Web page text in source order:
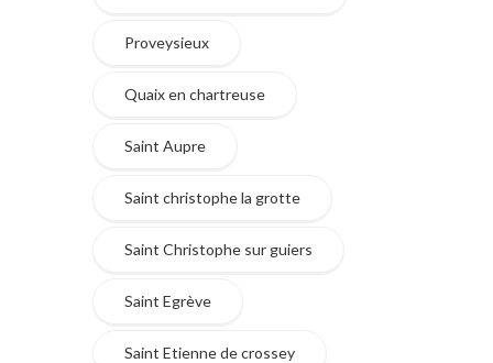
Proveysieux
Quaix en chartreuse
Saint Aupre
Saint christophe la grotte
Saint Christophe sur guiers
Saint Egrève
Saint Etienne de crossey